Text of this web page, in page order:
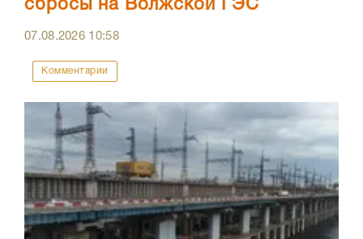
сбросы на Волжской ГЭС
07.08.2026 10:58
Комментарии